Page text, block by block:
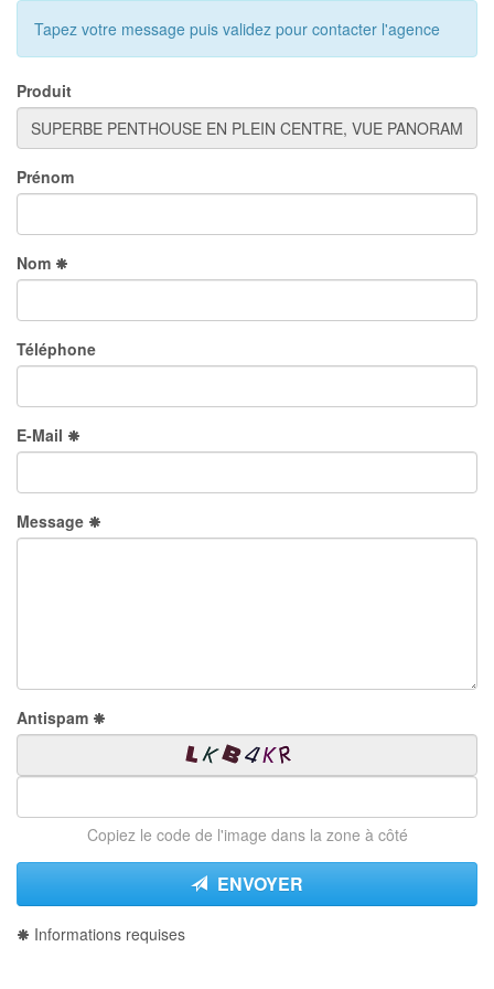
Tapez votre message puis validez pour contacter l'agence
Produit
Prénom
Nom
Téléphone
E-Mail
Message
Antispam
Copiez le code de l'image dans la zone à côté
ENVOYER
Informations requises